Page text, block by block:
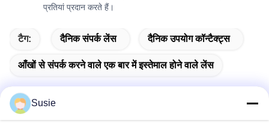
प्रतियां प्रदान करते हैं।
टैग: दैनिक संपर्क लेंस दैनिक उपयोग कॉन्टैक्ट्स
आँखों से संपर्क करने वाले एक बार में इस्तेमाल होने वाले लेंस
Susie